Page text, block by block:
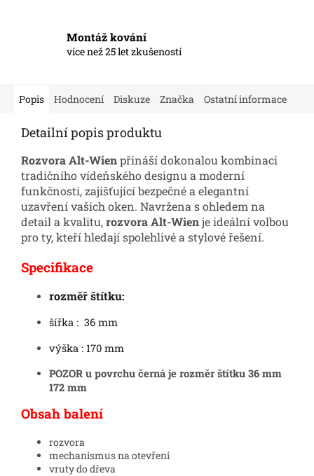
Montáž kování
více než 25 let zkušeností
Popis Hodnocení Diskuze Značka Ostatní informace
Detailní popis produktu
Rozvora Alt-Wienpřináší dokonalou kombinaci
tradičního vídeňského designu a moderní
funkčnosti, zajišťující bezpečné a elegantní
uzavření vašich oken. Navržena s ohledem na
detail a kvalitu,rozvora Alt-Wienje ideální volbou
pro ty, kteří hledají spolehlivé a stylové řešení.
Specifikace
rozměř štítku:
šířka : 36 mm
výška : 170 mm
POZOR u povrchu černá je rozměr štítku 36 mm
172 mm
Obsah balení
rozvora
mechanismus na otevření
vruty do dřeva